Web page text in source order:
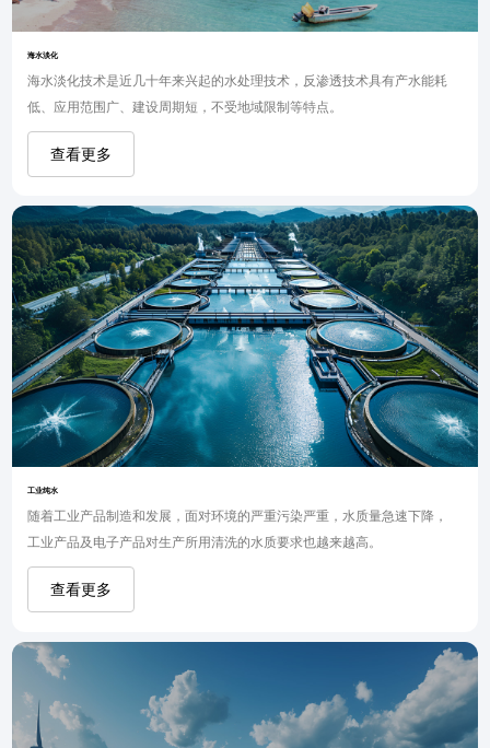
海水淡化
海水淡化技术是近几十年来兴起的水处理技术，反渗透技术具有产水能耗
低、应用范围广、建设周期短，不受地域限制等特点。
查看更多
工业纯水
随着工业产品制造和发展，面对环境的严重污染严重，水质量急速下降，
工业产品及电子产品对生产所用清洗的水质要求也越来越高。
查看更多